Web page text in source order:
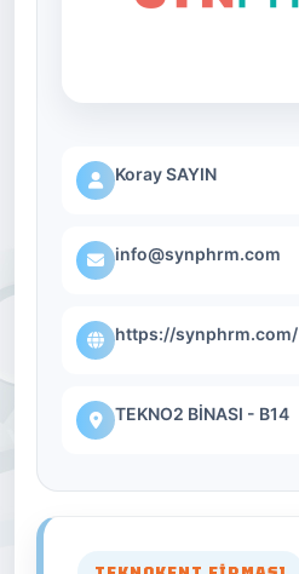
Koray SAYIN
info@synphrm.com
https://synphrm.com/
TEKNO2 BİNASI - B14